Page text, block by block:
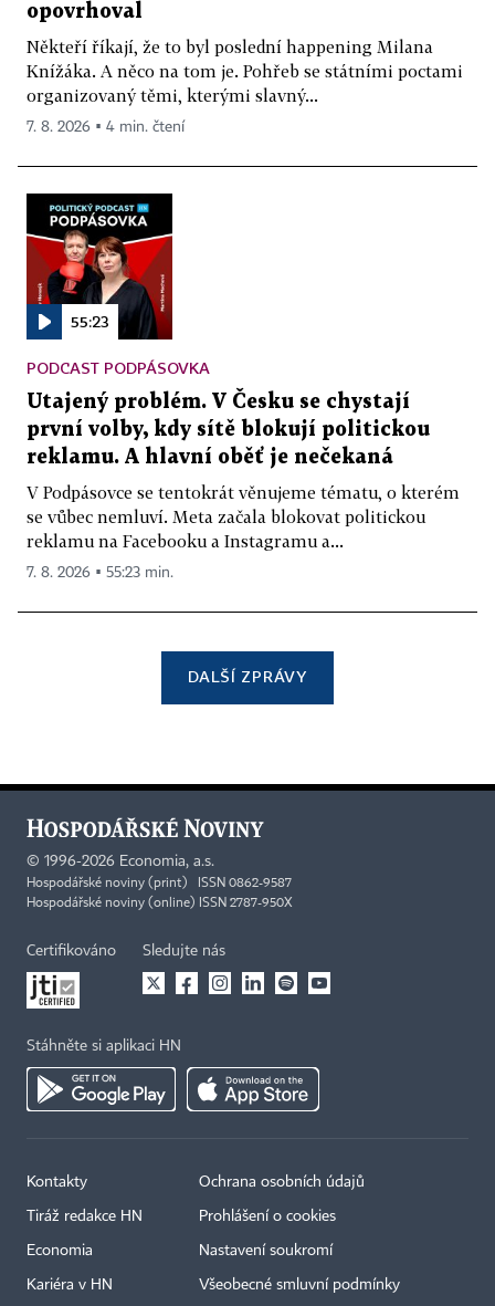
opovrhoval
Někteří říkají, že to byl poslední happening Milana
Knížáka. A něco na tom je. Pohřeb se státními poctami
organizovaný těmi, kterými slavný...
7. 8. 2026 ▪ 4 min. čtení
55:23
PODCAST PODPÁSOVKA
Utajený problém. V Česku se chystají
první volby, kdy sítě blokují politickou
reklamu. A hlavní oběť je nečekaná
V Podpásovce se tentokrát věnujeme tématu, o kterém
se vůbec nemluví. Meta začala blokovat politickou
reklamu na Facebooku a Instagramu a...
7. 8. 2026 ▪ 55:23 min.
DALŠÍ ZPRÁVY
© 1996-2026 Economia, a.s.
Hospodářské noviny (print) ISSN 0862-9587
Hospodářské noviny (online) ISSN 2787-950X
Certifikováno Sledujte nás
Stáhněte si aplikaci HN
Kontakty
Tiráž redakce HN
Economia
Kariéra v HN
Ochrana osobních údajů
Prohlášení o cookies
Nastavení soukromí
Všeobecné smluvní podmínky